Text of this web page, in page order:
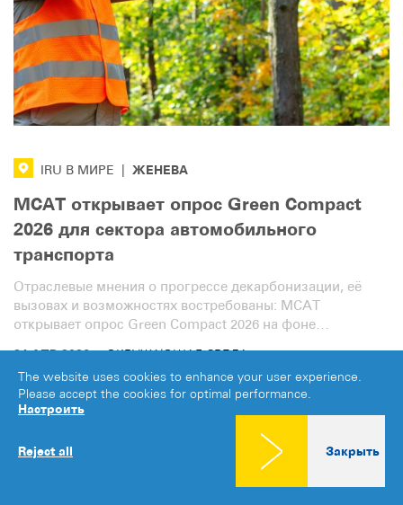
IRU В МИРЕ ЖЕНЕВА
МСАТ открывает опрос Green Compact
2026 для сектора автомобильного
транспорта
Отраслевые мнения о прогрессе декарбонизации, её
вызовах и возможностях востребованы: МСАТ
открывает опрос Green Compact 2026 на фоне
24 АПР 2026 · ОКРУЖАЮЩАЯ СРЕДА
The website uses cookies to enhance your user experience.
Please accept the cookies for optimal performance.
Настроить
Reject all Закрыть